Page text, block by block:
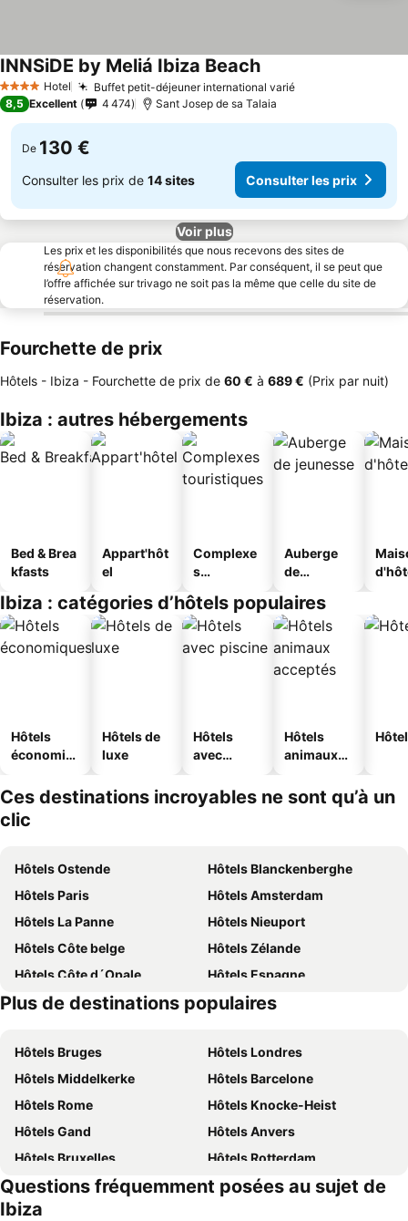
4 Étoiles Hotel Buffet petit-déjeuner international varié
INNSiDE by Meliá Ibiza Beach
8,5 Excellent 4 474 Sant Josep de sa Talaia
De 130 €
Consulter les prix de 14 sites Consulter les prix
Voir plus
Les prix et les disponibilités que nous recevons des sites de
réservation changent constamment. Par conséquent, il se peut que
l’offre affichée sur trivago ne soit pas la même que celle du site de
réservation.
Fourchette de prix
Hôtels - Ibiza - Fourchette de prix de ‎60 € à ‎689 € (Prix par nuit)
Ibiza : autres hébergements
Bed & Brea
kfasts
Appart'hôt
el
Complexe
s
s
Auberge
de
Ibiza : catégories d’hôtels populaires
Hôtels
économiq
Hôtels de
luxe
Hôtels
avec
Hôtels
animaux
Ces destinations incroyables ne sont qu’à un
clic
Hôtels Ostende
Hôtels Blanckenberghe
Hôtels Paris
Hôtels Amsterdam
Hôtels La Panne
Hôtels Nieuport
Hôtels Côte belge
Hôtels Zélande
Hôtels Côte d´Opale
Hôtels Espagne
Hôtels Belgique
Hôtels Ardennes belges
Plus de destinations populaires
Hôtels Bruges
Hôtels Londres
Hôtels Middelkerke
Hôtels Barcelone
Hôtels Rome
Hôtels Knocke-Heist
Hôtels Gand
Hôtels Anvers
Hôtels Bruxelles
Hôtels Rotterdam
Hôtels Maastricht
Hôtels Durbuy
Hôtels Hasselt
Questions fréquemment posées au sujet de
Ibiza